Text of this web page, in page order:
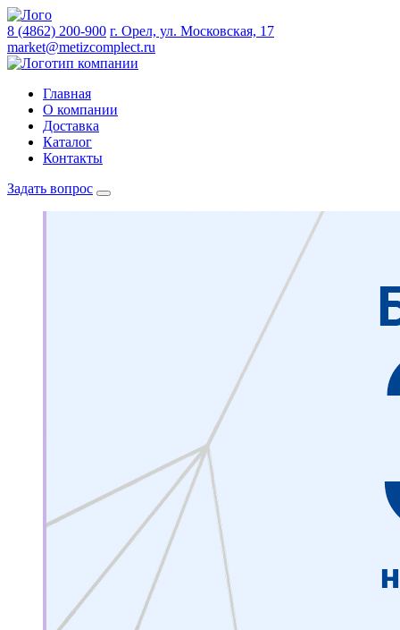
8 (4862) 200-900 г. Орел, ул. Московская, 17
market@metizcomplect.ru
Главная
О компании
Доставка
Каталог
Контакты
Задать вопрос